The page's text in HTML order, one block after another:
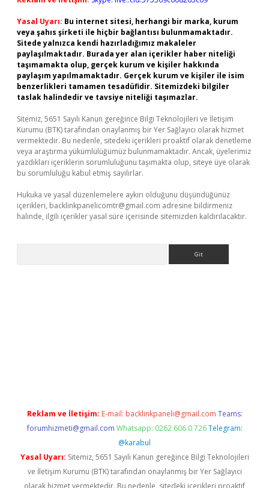
Yasal Uyarı: Bu internet sitesi, herhangi bir marka, kurum
veya şahıs şirketi ile hiçbir bağlantısı bulunmamaktadır.
Sitede yalnızca kendi hazırladığımız makaleler
paylaşılmaktadır. Burada yer alan içerikler haber niteliği
taşımamakta olup, gerçek kurum ve kişiler hakkında
paylaşım yapılmamaktadır. Gerçek kurum ve kişiler ile isim
benzerlikleri tamamen tesadüfidir. Sitemizdeki bilgiler
taslak halindedir ve tavsiye niteliği taşımazlar.
Sitemiz, 5651 Sayılı Kanun gereğince Bilgi Teknolojileri ve İletişim
Kurumu (BTK) tarafından onaylanmış bir Yer Sağlayıcı olarak hizmet
vermektedir. Bu nedenle, sitedeki içerikleri proaktif olarak denetleme
veya araştırma yükümlülüğümüz bulunmamaktadır. Ancak, üyelerimiz
yazdıkları içeriklerin sorumluluğunu taşımakta olup, siteye üye olarak
bu sorumluluğu kabul etmiş sayılırlar.
Hukuka ve yasal düzenlemelere aykırı olduğunu düşündüğünüz
içerikleri, backlinkpanelicomtr@gmail.com adresine bildirmeniz
halinde, ilgili içerikler yasal süre içerisinde sitemizden kaldırılacaktır.
Reklam ve İletişim: E-mail: backlinkpaneli@gmail.com Teams:
forumhizmeti@gmail.com Whatsapp: 0262 606 0 726 Telegram:
@karabul
Yasal Uyarı: Sitemiz, 5651 Sayılı Kanun gereğince Bilgi Teknolojileri
ve İletişim Kurumu (BTK) tarafından onaylanmış bir Yer Sağlayıcı
olarak hizmet vermektedir. Bu nedenle, sitedeki içerikleri proaktif